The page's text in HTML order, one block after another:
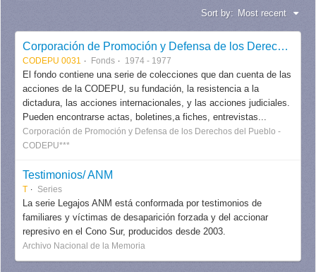
Sort by: Most recent
Corporación de Promoción y Defensa de los Derechos del Pueblo CODEPU
CODEPU 0031 Fonds 1974 - 1977
El fondo contiene una serie de colecciones que dan cuenta de las
acciones de la CODEPU, su fundación, la resistencia a la
dictadura, las acciones internacionales, y las acciones judiciales.
Pueden encontrarse actas, boletines,a fiches, entrevistas...
Corporación de Promoción y Defensa de los Derechos del Pueblo -
CODEPU***
Testimonios/ ANM
T Series
La serie Legajos ANM está conformada por testimonios de
familiares y víctimas de desaparición forzada y del accionar
represivo en el Cono Sur, producidos desde 2003.
Archivo Nacional de la Memoria